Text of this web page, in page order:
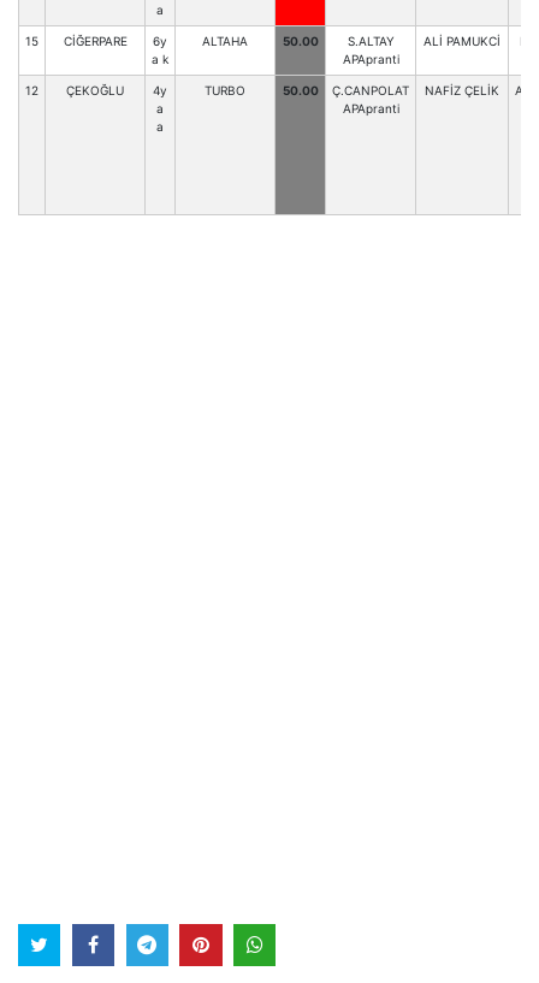
a
15 CİĞERPARE
6y
a k
ALTAHA 50.00
S.ALTAY
APApranti
ALİ PAMUKCİ
12 ÇEKOĞLU
4y
a
a
TURBO 50.00
Ç.CANPOLAT
APApranti
NAFİZ ÇELİK